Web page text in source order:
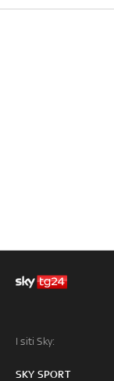
I siti Sky:
SKY SPORT